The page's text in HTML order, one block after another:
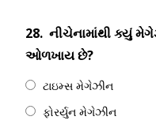
28. નીચેનામાંથી ક્યું
ઓળખાય છે?
ટાઇમ્સ મેગેઝીન
ફોરર્યુન મેગેઝીન